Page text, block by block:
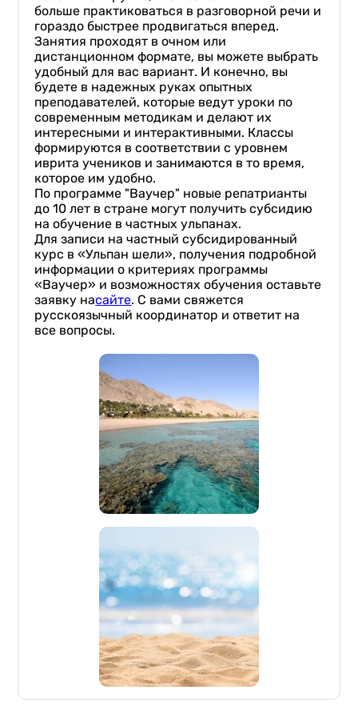
больше практиковаться в разговорной речи и
гораздо быстрее продвигаться вперед.
Занятия проходят в очном или
дистанционном формате, вы можете выбрать
удобный для вас вариант. И конечно, вы
будете в надежных руках опытных
преподавателей, которые ведут уроки по
современным методикам и делают их
интересными и интерактивными. Классы
формируются в соответствии с уровнем
иврита учеников и занимаются в то время,
которое им удобно.
По программе "Ваучер" новые репатрианты
до 10 лет в стране могут получить субсидию
на обучение в частных ульпанах.
Для записи на частный субсидированный
курс в «Ульпан шели», получения подробной
информации о критериях программы
«Ваучер» и возможностях обучения оставьте
заявку насайте. С вами свяжется
русскоязычный координатор и ответит на
все вопросы.